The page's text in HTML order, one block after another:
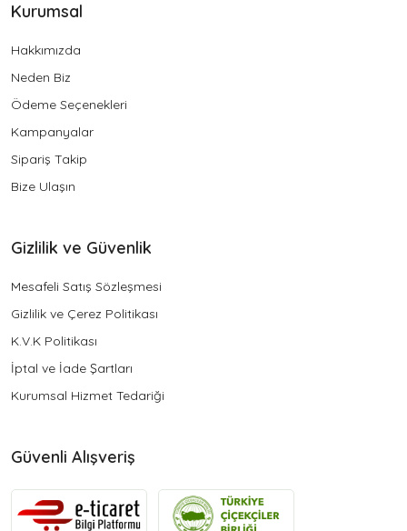
Kurumsal
Hakkımızda
Neden Biz
Ödeme Seçenekleri
Kampanyalar
Sipariş Takip
Bize Ulaşın
Gizlilik ve Güvenlik
Mesafeli Satış Sözleşmesi
Gizlilik ve Çerez Politikası
K.V.K Politikası
İptal ve İade Şartları
Kurumsal Hizmet Tedariği
Güvenli Alışveriş